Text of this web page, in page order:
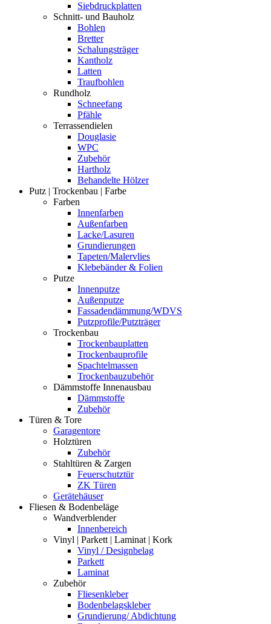
Siebdruckplatten
Schnitt- und Bauholz
Bohlen
Bretter
Schalungsträger
Kantholz
Latten
Traufbohlen
Rundholz
Schneefang
Pfähle
Terrassendielen
Douglasie
WPC
Zubehör
Hartholz
Behandelte Hölzer
Putz | Trockenbau | Farbe
Farben
Innenfarben
Außenfarben
Lacke/Lasuren
Grundierungen
Tapeten/Malervlies
Klebebänder & Folien
Putze
Innenputze
Außenputze
Fassadendämmung/WDVS
Putzprofile/Putzträger
Trockenbau
Trockenbauplatten
Trockenbauprofile
Spachtelmassen
Trockenbauzubehör
Dämmstoffe Innenausbau
Dämmstoffe
Zubehör
Türen & Tore
Garagentore
Holztüren
Zubehör
Stahltüren & Zargen
Feuerschutztür
ZK Türen
Gerätehäuser
Fliesen & Bodenbeläge
Wandverblender
Innenbereich
Vinyl | Parkett | Laminat | Kork
Vinyl / Designbelag
Parkett
Laminat
Zubehör
Fliesenkleber
Bodenbelagskleber
Grundierung/ Abdichtung